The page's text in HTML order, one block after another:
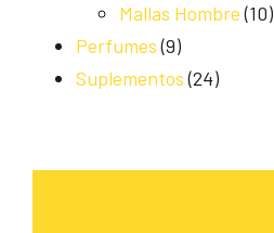
Mallas Hombre (10)
Perfumes (9)
Suplementos (24)